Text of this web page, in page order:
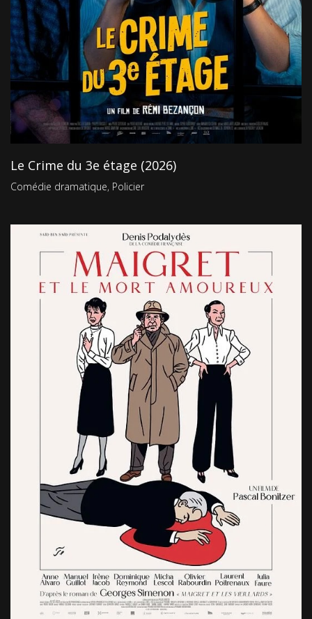
Le Crime du 3e étage (2026)
Comédie dramatique, Policier